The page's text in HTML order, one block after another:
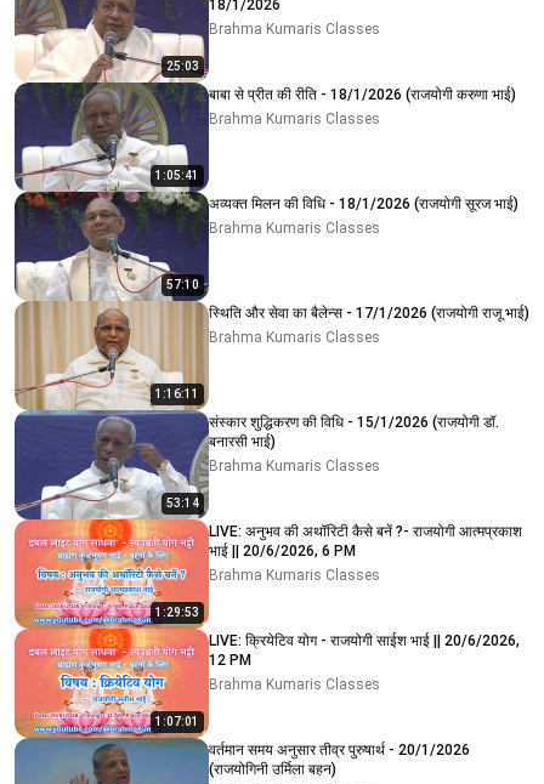
25:03
18/1/2026
Brahma Kumaris Classes
1:05:41
बाबा से प्रीत की रीति - 18/1/2026 (राजयोगी करुणा भाई)
Brahma Kumaris Classes
57:10
अव्यक्त मिलन की विधि - 18/1/2026 (राजयोगी सूरज भाई)
Brahma Kumaris Classes
1:16:11
स्थिति और सेवा का बैलेन्स - 17/1/2026 (राजयोगी राजू भाई)
Brahma Kumaris Classes
53:14
संस्कार शुद्धिकरण की विधि - 15/1/2026 (राजयोगी डॉ.
बनारसी भाई)
Brahma Kumaris Classes
1:29:53
LIVE: अनुभव की अथॉरिटी कैसे बनें ?- राजयोगी आत्मप्रकाश
भाई || 20/6/2026, 6 PM
Brahma Kumaris Classes
1:07:01
LIVE: क्रियेटिव योग - राजयोगी साईश भाई || 20/6/2026,
12 PM
Brahma Kumaris Classes
वर्तमान समय अनुसार तीव्र पुरुषार्थ - 20/1/2026
(राजयोगिनी उर्मिला बहन)